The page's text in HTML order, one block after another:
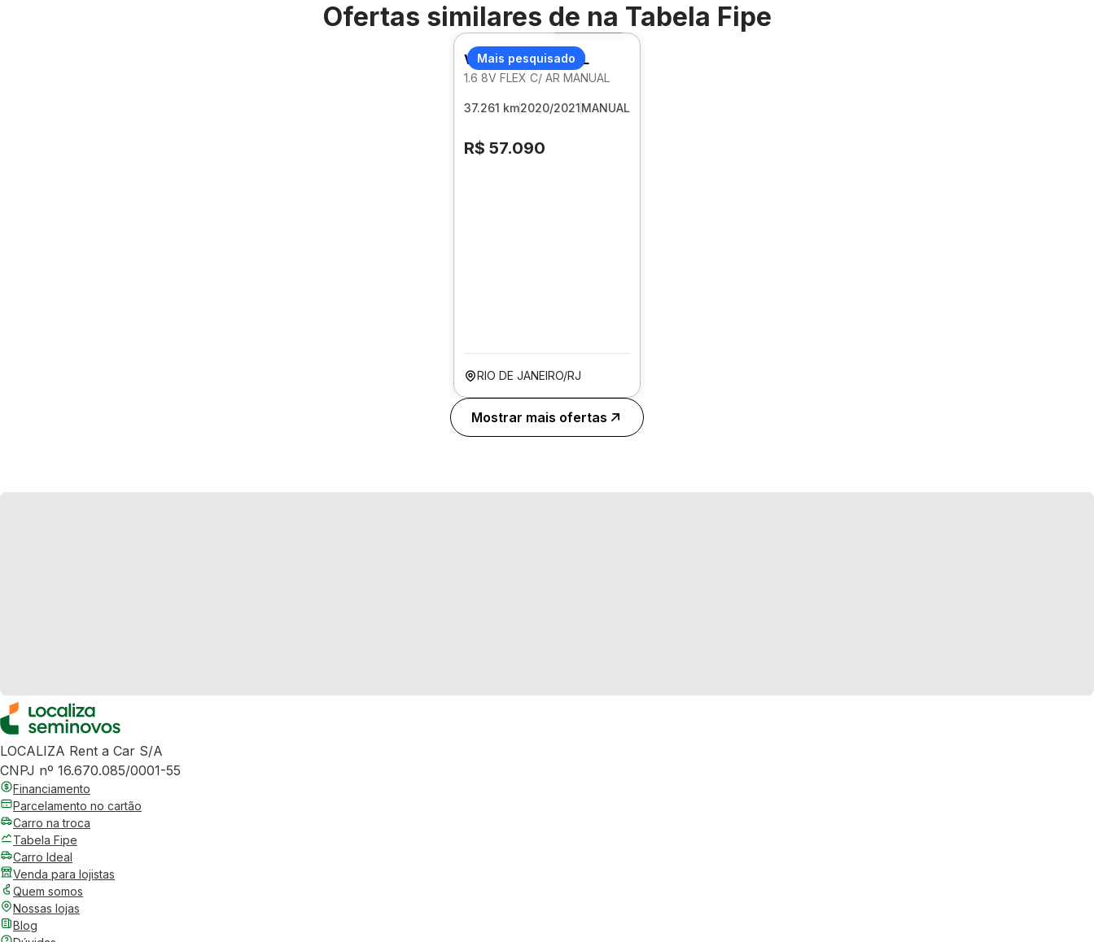
Ofertas similares de na Tabela Fipe
Mais pesquisado
Foto 360º
VOLKSWAGEN GOL
1.6 8V FLEX C/ AR MANUAL
37.261 km2020/2021MANUAL
R$ 57.090
RIO DE JANEIRO/RJ
Mostrar mais ofertas
LOCALIZA Rent a Car S/A
CNPJ nº 16.670.085/0001-55
Financiamento
Parcelamento no cartão
Carro na troca
Tabela Fipe
Carro Ideal
Venda para lojistas
Quem somos
Nossas lojas
Blog